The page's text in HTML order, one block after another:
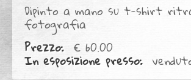
Dipinto a mano su t-shirt
fotografia
Prezzo: € 60.00
In esposizione presso: